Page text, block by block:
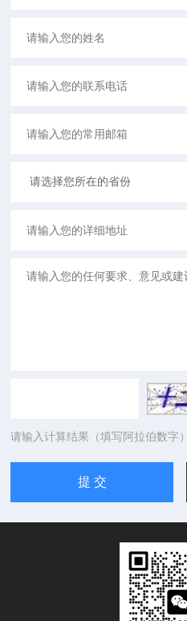
请输入计算结果（填写阿拉伯数字